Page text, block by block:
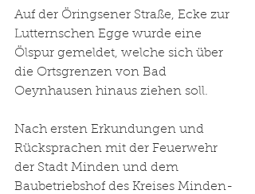
Auf der Öringsener Straße, Ecke zur
Lutternschen Egge wurde eine
Ölspur gemeldet, welche sich über
die Ortsgrenzen von Bad
Oeynhausen hinaus ziehen soll.
Nach ersten Erkundungen und
Rücksprachen mit der Feuerwehr
der Stadt Minden und dem
Baubetriebshof des Kreises Minden-